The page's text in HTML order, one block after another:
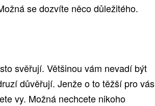
se dozvíte něco důležitého.
svěřují. Většinou vám nevadí být
důvěřují. Jenže o to těžší pro vás
vy. Možná nechcete nikoho